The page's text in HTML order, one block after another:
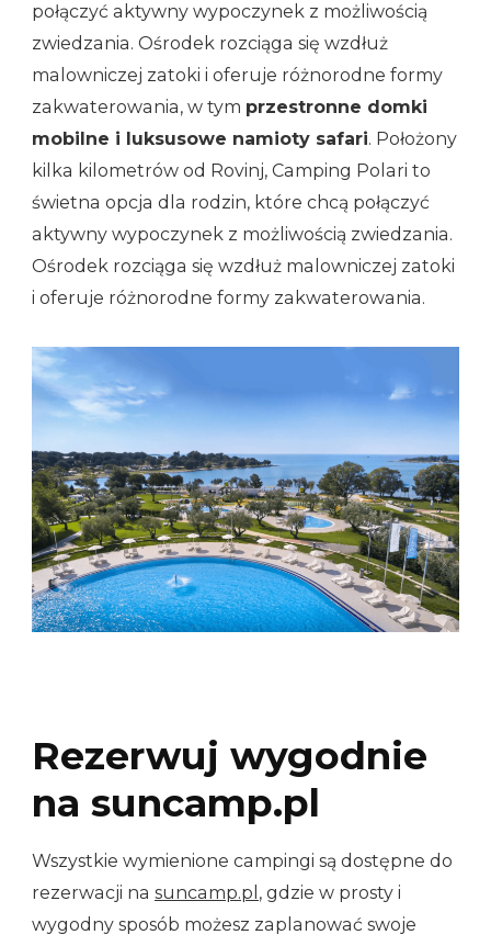
połączyć aktywny wypoczynek z możliwością
zwiedzania. Ośrodek rozciąga się wzdłuż
malowniczej zatoki i oferuje różnorodne formy
zakwaterowania, w tym przestronne domki
mobilne i luksusowe namioty safari. Położony
kilka kilometrów od Rovinj, Camping Polari to
świetna opcja dla rodzin, które chcą połączyć
aktywny wypoczynek z możliwością zwiedzania.
Ośrodek rozciąga się wzdłuż malowniczej zatoki
i oferuje różnorodne formy zakwaterowania.
Rezerwuj wygodnie
na suncamp.pl
Wszystkie wymienione campingi są dostępne do
rezerwacji na suncamp.pl , gdzie w prosty i
wygodny sposób możesz zaplanować swoje